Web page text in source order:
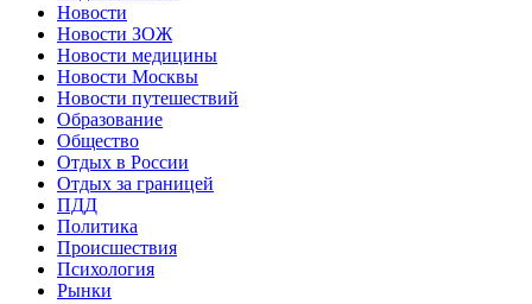
Новости
Новости ЗОЖ
Новости медицины
Новости Москвы
Новости путешествий
Образование
Общество
Отдых в России
Отдых за границей
ПДД
Политика
Происшествия
Психология
Рынки